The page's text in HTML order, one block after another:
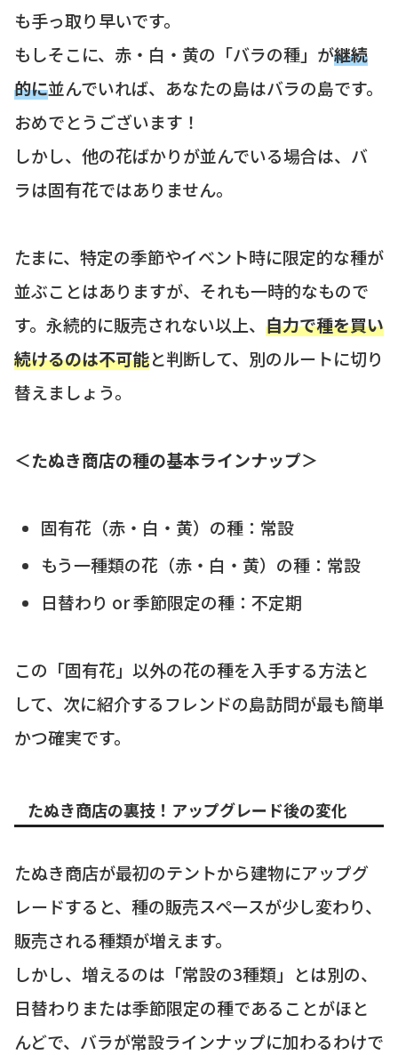
も手っ取り早いです。
もしそこに、赤・白・黄の「バラの種」が継続
的に並んでいれば、あなたの島はバラの島です。
おめでとうございます！
しかし、他の花ばかりが並んでいる場合は、バ
ラは固有花ではありません。
たまに、特定の季節やイベント時に限定的な種が
並ぶことはありますが、それも一時的なもので
す。永続的に販売されない以上、 自力で種を買い
続けるのは不可能と判断して、別のルートに切り
替えましょう。
＜たぬき商店の種の基本ラインナップ＞
固有花（赤・白・黄）の種：常設
もう一種類の花（赤・白・黄）の種：常設
日替わり or 季節限定の種：不定期
この「固有花」以外の花の種を入手する方法と
して、次に紹介するフレンドの島訪問が最も簡単
かつ確実です。
たぬき商店の裏技！アップグレード後の変化
たぬき商店が最初のテントから建物にアップグ
レードすると、種の販売スペースが少し変わり、
販売される種類が増えます。
しかし、増えるのは「常設の3種類」とは別の、
日替わりまたは季節限定の種であることがほと
んどで、バラが常設ラインナップに加わるわけで